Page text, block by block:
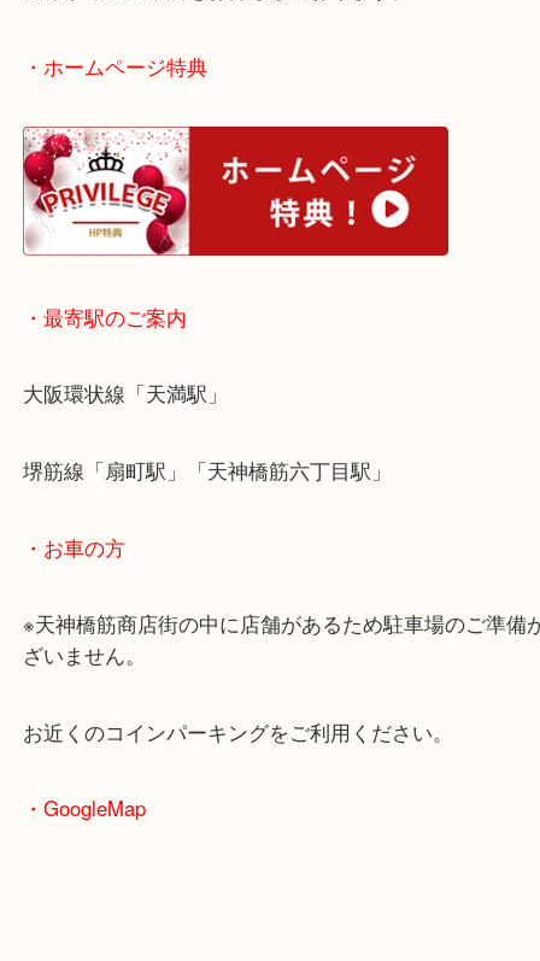
どちらの金貨も額面以上の買取となり、その場で
させていただきました。
本日のお品物はどちらもK24で出来ている記念金貨
さい。
買取査定額に問わず、その場で現金買取りをしてい
皆様からのご来店をお待ちしております。
・ホームページ特典